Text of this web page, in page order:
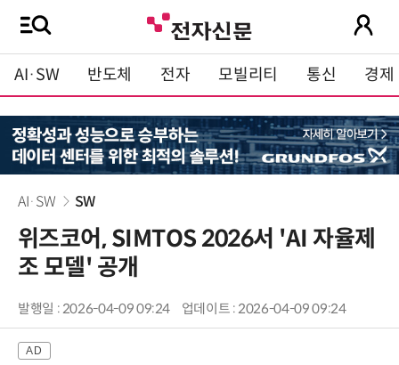
AI·SW 반도체 전자 모빌리티 통신 경제
AI·SW SW
위즈코어, SIMTOS 2026서 'AI 자율제
조 모델' 공개
발행일 : 2026-04-09 09:24 업데이트 : 2026-04-09 09:24